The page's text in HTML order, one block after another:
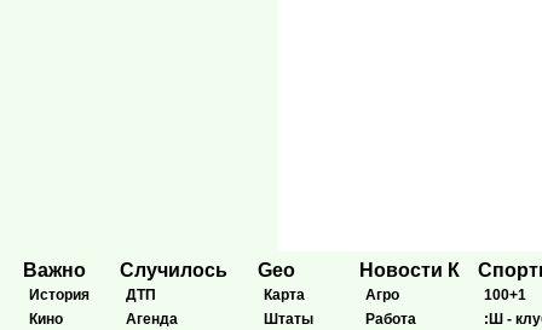
Важно
История
Кино
Случилось
ДТП
Агенда
Geo
Карта
Штаты
Новости К
Агро
Работа
100+1
:Ш -